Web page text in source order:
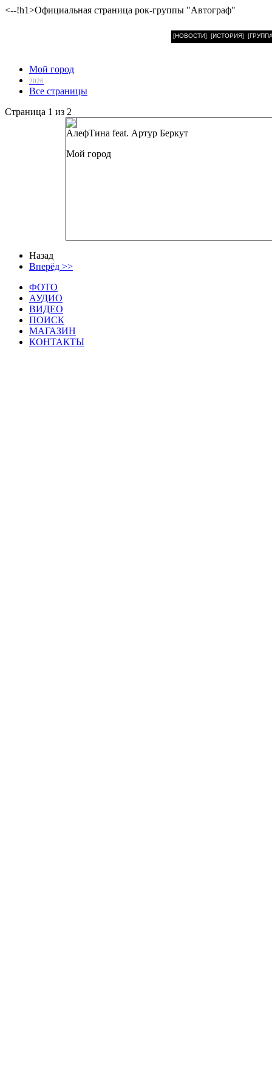
<--!h1>Официальная страница рок-группы "Автограф"
[НОВОСТИ] [ИСТОРИЯ]
Мой город
2026
Все страницы
Страница 1 из 2
АлефТина feat. Артур Беркут
Мой город
Назад
Вперёд >>
ФОТО
АУДИО
ВИДЕО
ПОИСК
МАГАЗИН
КОНТАКТЫ